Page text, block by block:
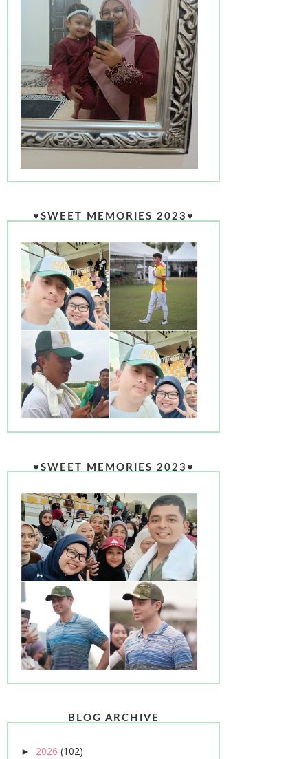
♥SWEET MEMORIES 2023♥
♥SWEET MEMORIES 2023♥
BLOG ARCHIVE
► 2026(102)